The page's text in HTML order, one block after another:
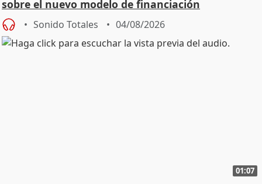
sobre el nuevo modelo de financiación
Sonido Totales 04/08/2026
01:07